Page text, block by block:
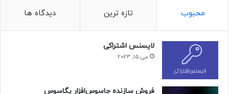
محبوب تازه ترین دیدگاه ها
لایسنس اشتراکی
می 15, 2023
فروش سازنده جاسوس‌افزار پگاسوس